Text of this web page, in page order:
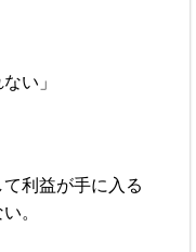
い」
利益が手に入る
。